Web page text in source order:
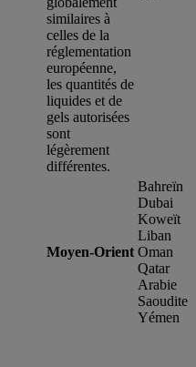
similaires à
celles de la
réglementation
européenne,
les quantités de
liquides et de
gels autorisées
sont
légèrement
différentes.
Moyen-Orient
Bahreïn
Dubai
Koweït
Liban
Oman
Qatar
Arabie
Saoudite
Yémen